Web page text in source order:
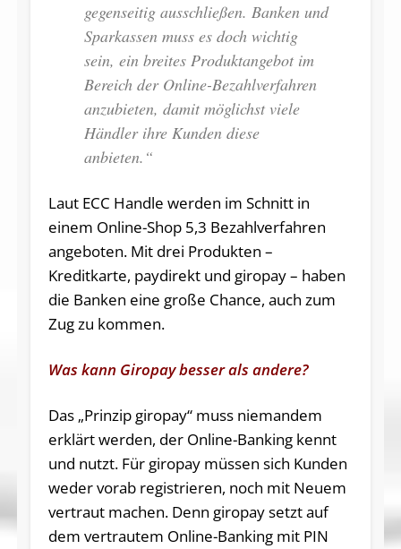
gegenseitig ausschließen. Banken und
Sparkassen muss es doch wichtig
sein, ein breites Produktangebot im
Bereich der Online-Bezahlverfahren
anzubieten, damit möglichst viele
Händler ihre Kunden diese
anbieten.“
Laut ECC Handle werden im Schnitt in
einem Online-Shop 5,3 Bezahlverfahren
angeboten. Mit drei Produkten –
Kreditkarte, paydirekt und giropay – haben
die Banken eine große Chance, auch zum
Zug zu kommen.
Was kann Giropay besser als andere?
Das „Prinzip giropay“ muss niemandem
erklärt werden, der Online-Banking kennt
und nutzt. Für giropay müssen sich Kunden
weder vorab registrieren, noch mit Neuem
vertraut machen. Denn giropay setzt auf
dem vertrautem Online-Banking mit PIN